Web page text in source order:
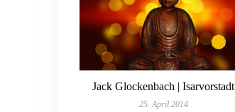
Jack Glockenbach | Isarvorstadt
25. April 2014